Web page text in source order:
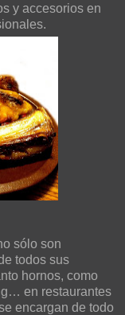
y accesorios en
sólo son
todos sus
hornos, como
en restaurantes
encargan de todo